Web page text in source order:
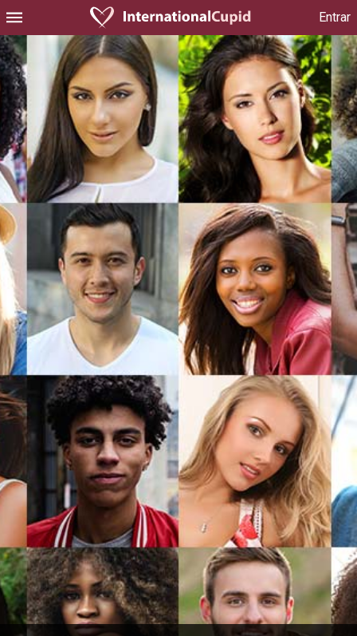
Entrar